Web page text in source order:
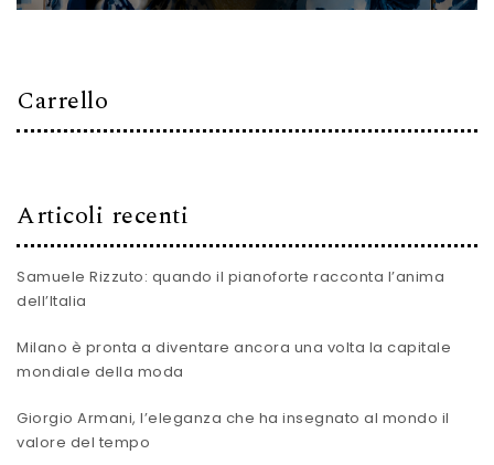
Carrello
Articoli recenti
Samuele Rizzuto: quando il pianoforte racconta l’anima
dell’Italia
Milano è pronta a diventare ancora una volta la capitale
mondiale della moda
Giorgio Armani, l’eleganza che ha insegnato al mondo il
valore del tempo